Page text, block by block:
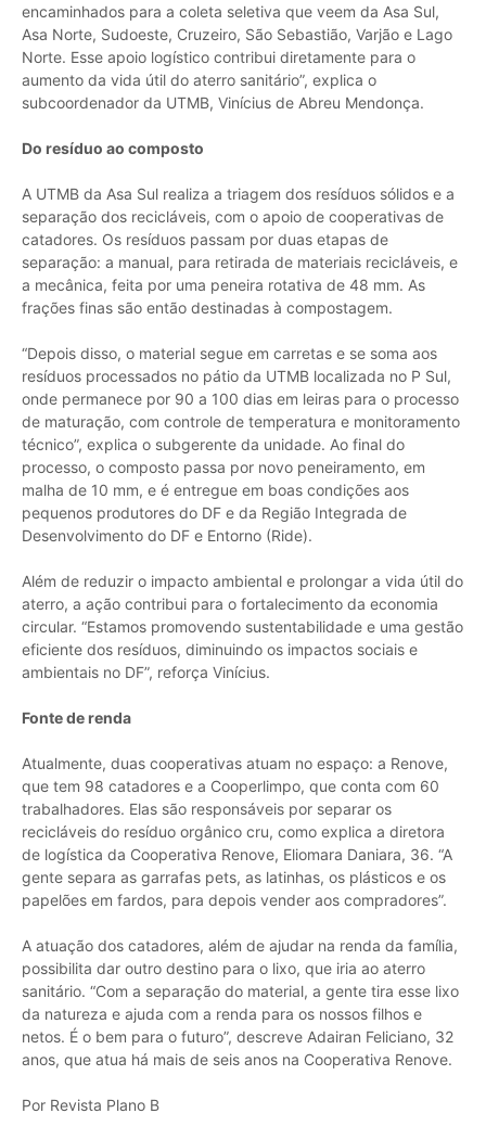
encaminhados para a coleta seletiva que veem da Asa Sul,
Asa Norte, Sudoeste, Cruzeiro, São Sebastião, Varjão e Lago
Norte. Esse apoio logístico contribui diretamente para o
aumento da vida útil do aterro sanitário”, explica o
subcoordenador da UTMB, Vinícius de Abreu Mendonça.
Do resíduo ao composto
A UTMB da Asa Sul realiza a triagem dos resíduos sólidos e a
separação dos recicláveis, com o apoio de cooperativas de
catadores. Os resíduos passam por duas etapas de
separação: a manual, para retirada de materiais recicláveis, e
a mecânica, feita por uma peneira rotativa de 48 mm. As
frações finas são então destinadas à compostagem.
“Depois disso, o material segue em carretas e se soma aos
resíduos processados no pátio da UTMB localizada no P Sul,
onde permanece por 90 a 100 dias em leiras para o processo
de maturação, com controle de temperatura e monitoramento
técnico”, explica o subgerente da unidade. Ao final do
processo, o composto passa por novo peneiramento, em
malha de 10 mm, e é entregue em boas condições aos
pequenos produtores do DF e da Região Integrada de
Desenvolvimento do DF e Entorno (Ride).
Além de reduzir o impacto ambiental e prolongar a vida útil do
aterro, a ação contribui para o fortalecimento da economia
circular. “Estamos promovendo sustentabilidade e uma gestão
eficiente dos resíduos, diminuindo os impactos sociais e
ambientais no DF”, reforça Vinícius.
Fonte de renda
Atualmente, duas cooperativas atuam no espaço: a Renove,
que tem 98 catadores e a Cooperlimpo, que conta com 60
trabalhadores. Elas são responsáveis por separar os
recicláveis do resíduo orgânico cru, como explica a diretora
de logística da Cooperativa Renove, Eliomara Daniara, 36. “A
gente separa as garrafas pets, as latinhas, os plásticos e os
papelões em fardos, para depois vender aos compradores”.
A atuação dos catadores, além de ajudar na renda da família,
possibilita dar outro destino para o lixo, que iria ao aterro
sanitário. “Com a separação do material, a gente tira esse lixo
da natureza e ajuda com a renda para os nossos filhos e
netos. É o bem para o futuro”, descreve Adairan Feliciano, 32
anos, que atua há mais de seis anos na Cooperativa Renove.
Por Revista Plano B